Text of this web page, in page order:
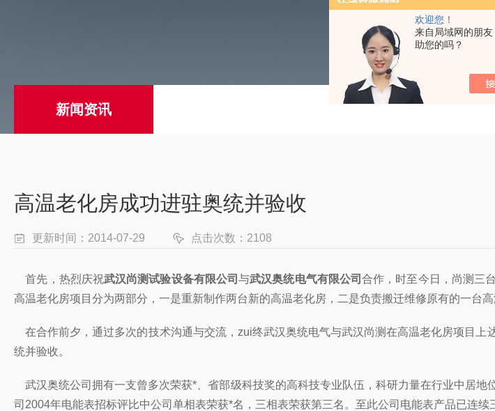
欢迎您！
来自局域网的朋
助您的吗？
新闻资讯
高温老化房成功进驻奥统并验收
更新时间：2014-07-29 点击次数：2108
首先，热烈庆祝武汉尚测试验设备有限公司与武汉奥统电气有限公司合作，时至今日，尚测三
高温老化房项目分为两部分，一是重新制作两台新的高温老化房，二是负责搬迁维修原有的一台高
在合作前夕，通过多次的技术沟通与交流，zui终武汉奥统电气与武汉尚测在高温老化房项目
统并验收。
武汉奥统公司拥有一支曾多次荣获*、省部级科技奖的高科技专业队伍，科研力量在行业中居
司2004年电能表招标评比中公司单相表荣获*名，三相表荣获第三名。至此公司电能表产品已连续